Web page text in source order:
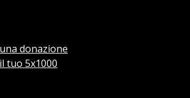
donazione
tuo 5x1000